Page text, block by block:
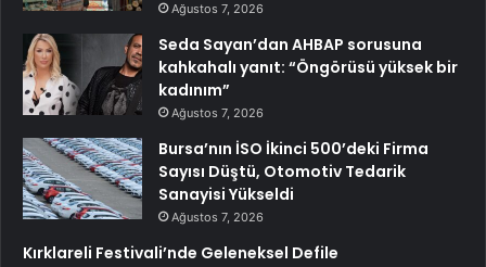
Ağustos 7, 2026
Seda Sayan’dan AHBAP sorusuna
kahkahalı yanıt: “Öngörüsü yüksek bir
kadınım”
Ağustos 7, 2026
Bursa’nın İSO İkinci 500’deki Firma
Sayısı Düştü, Otomotiv Tedarik
Sanayisi Yükseldi
Ağustos 7, 2026
Kırklareli Festivali’nde Geleneksel Defile